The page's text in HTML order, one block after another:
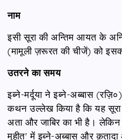
नाम
इसी सूरा की अन्तिम आयत के
(मामूली ज़रूरत की चीजें) को
उतरने का समय
इब्ने-मर्दूया ने इब्ने-अब्बास
कथन उल्लेख किया है कि यह
अता और जाबिर का भी है।
मुहीत' में इब्ने-अब्बास और